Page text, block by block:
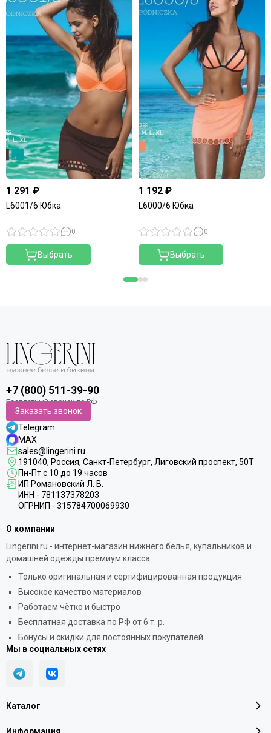
1 291 ₽
L6001/6 Юбка
0
Выбрать
1 192 ₽
L6000/6 Юбка
0
Выбрать
+7 (800) 511-39-90
Заказать звонок
Telegram
MAX
sales@lingerini.ru
191040, Россия, Санкт-Петербург, Лиговский проспект, 50Т
Пн-Пт с 10 до 19 часов
ИП Романовский Л. В.
ИНН - 781137378203
ОГРНИП - 315784700069930
Каталог
О компании
Lingerini.ru - интернет-магазин нижнего белья, купальников и
домашней одежды премиум класса
Только оригинальная и сертифицированная продукция
Высокое качество материалов
Работаем чётко и быстро
Бесплатная доставка по РФ от 6 т. р.
Бонусы и скидки для постоянных покупателей
Мы в социальных сетях